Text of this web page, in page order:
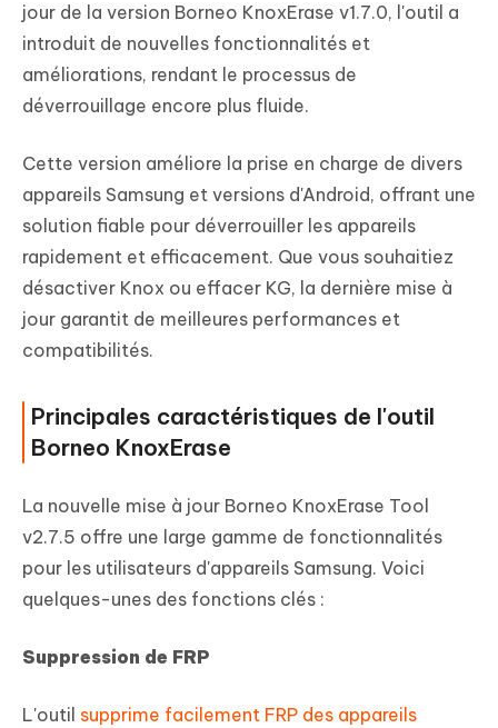
jour de la version Borneo KnoxErase v1.7.0, l'outil a
introduit de nouvelles fonctionnalités et
améliorations, rendant le processus de
déverrouillage encore plus fluide.
Cette version améliore la prise en charge de divers
appareils Samsung et versions d'Android, offrant une
solution fiable pour déverrouiller les appareils
rapidement et efficacement. Que vous souhaitiez
désactiver Knox ou effacer KG, la dernière mise à
jour garantit de meilleures performances et
compatibilités.
Principales caractéristiques de l'outil
Borneo KnoxErase
La nouvelle mise à jour Borneo KnoxErase Tool
v2.7.5 offre une large gamme de fonctionnalités
pour les utilisateurs d'appareils Samsung. Voici
quelques-unes des fonctions clés :
Suppression de FRP
L'outil supprime facilement FRP des appareils